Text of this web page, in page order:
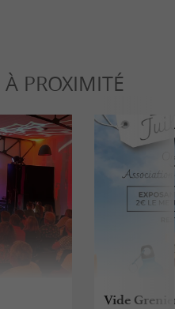
À PROXIMITÉ
Vide